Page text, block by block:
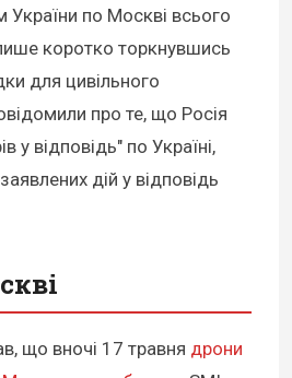
України по Москві всього
коротко торкнувшись
для цивільного
про те, що Росія
у відповідь" по Україні,
дій у відповідь
що вночі 17 травня дрони